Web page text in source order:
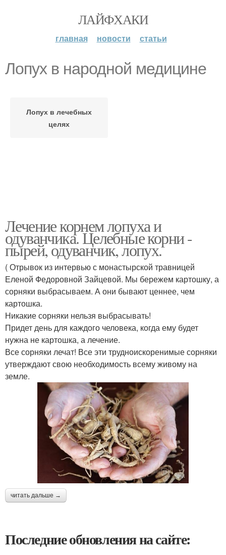
ЛАЙФХАКИ
главная новости статьи
Лопух в народной медицине
Лопух в лечебных
целях
Лечение корнем лопуха и
одуванчика. Целебные корни -
пырей, одуванчик, лопух.
( Отрывок из интервью с монастырской травницей
Еленой Федоровной Зайцевой. Мы бережем картошку, а
сорняки выбрасываем. А они бывают ценнее, чем
картошка.
Никакие сорняки нельзя выбрасывать!
Придет день для каждого человека, когда ему будет
нужна не картошка, а лечение.
Все сорняки лечат! Все эти трудноискоренимые сорняки
утверждают свою необходимость всему живому на
земле.
читать дальше →
Последние обновления на сайте: